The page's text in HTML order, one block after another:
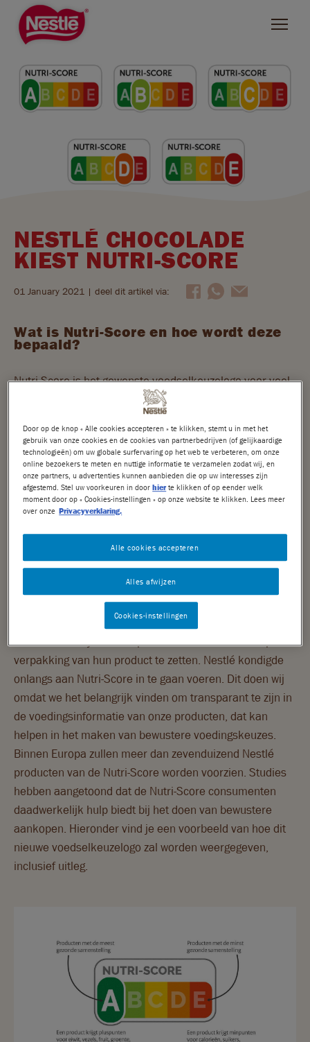
main
content
Rolo
Nuts
After Eight
Caramac
Quality Street
Seizoenschocolade
DUURZAAMHEID
Nestlé Cocoa Plan
Geniet gerust, maar wel bewust
RECEPTEN
BLOG
VRAGEN & CONTACT
ZOEKEN
NESTLÉ CHOCOLADE
KIEST NUTRI-SCORE
01 January 2021 | deel dit artikel via:
Wat is Nutri-Score en hoe wordt deze
bepaald?
Nutri-Score is het gewenste voedselkeuzelogo voor veel
landen in Europa en onlangs heeft de Nederlandse
overheid ook haar voorkeur voor dit logo uitgesproken.
Dit logo zal jou, als consument, helpen om betere
voedingskeuzes te maken. Nutri-Score is door
onafhankelijke wetenschappers ontwikkeld in Frankrijk.
Het logo geeft door middel van kleuren (groen tot en met
rood) en letters (A tot en met E) een oordeel over de
voedingswaarde van een product. Positieve kenmerken
van een product zijn de hoeveelheid vezels, eiwitten,
groenten, fruit, peulvruchten en noten. Calorieën,
suikers, verzadigde vetten en zout worden als negatieve
kenmerken beschouwd.
Producenten zijn niet verplicht om de Nutri-Score op de
verpakking van hun product te zetten. Nestlé kondigde
onlangs aan Nutri-Score in te gaan voeren. Dit doen wij
omdat we het belangrijk vinden om transparant te zijn in
de voedingsinformatie van onze producten, dat kan
helpen in het maken van bewustere voedingskeuzes.
Binnen Europa zullen meer dan zevenduizend Nestlé
producten van de Nutri-Score worden voorzien. Studies
hebben aangetoond dat de Nutri-Score consumenten
daadwerkelijk hulp biedt bij het doen van bewustere
aankopen. Hieronder vind je een voorbeeld van hoe dit
nieuwe voedselkeuzelogo zal worden weergegeven,
inclusief uitleg.
Door op de knop « Alle cookies accepteren » te klikken, stemt u in met het
gebruik van onze cookies en de cookies van partnerbedrijven (of gelijkaardige
technologieën) om uw globale surfervaring op het web te verbeteren, om onze
online bezoekers te meten en nuttige informatie te verzamelen zodat wij, en
onze partners, u advertenties kunnen aanbieden die op uw interesses zijn
afgestemd. Stel uw voorkeuren in doorhier te klikken of op eender welk
moment door op « Cookies-instellingen » op onze website te klikken. Lees meer
over onze Privacyverklaring.
Alles afwijzen
Alle cookies accepteren
Cookies-instellingen